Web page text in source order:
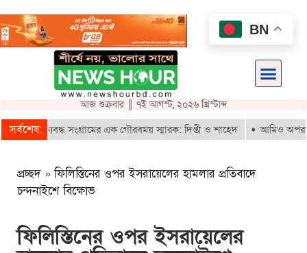
আজ শুক্রবার ║ ৭ই আগস্ট, ২০২৬ খ্রিস্টাব্দ
সর্বশেষ:
ঐক্যবদ্ধ সংগ্রামের এক গৌরবময় স্মারক: দিপ্তী ও শাহেদ আমিও অপরাধী
প্রচ্ছদ »ফিলিস্তিনের ওপর ইসরায়েলের হামলার প্রতিবাদে
চন্দনাইশে বিক্ষোভ
ফিলিস্তিনের ওপর ইসরায়েলের
BN